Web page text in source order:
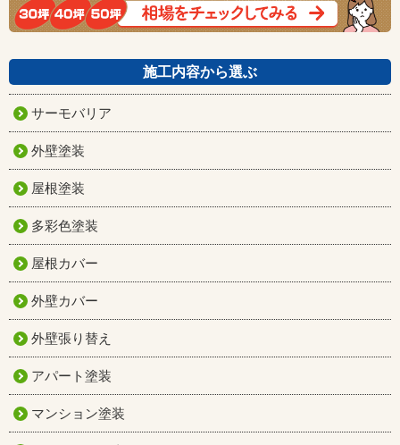
施工内容から選ぶ
サーモバリア
外壁塗装
屋根塗装
多彩色塗装
屋根カバー
外壁カバー
外壁張り替え
アパート塗装
マンション塗装